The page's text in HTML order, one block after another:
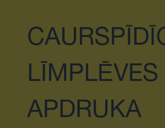
LĪMPLĒVES
APDRUKA